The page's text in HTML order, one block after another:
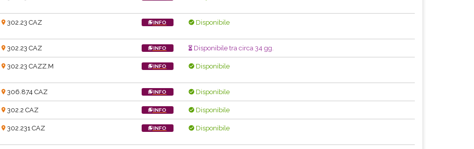
302.23 CAZ INFO Disponibile
302.23 CAZ INFO Disponibile tra circa 34 gg.
302.23 CAZZ.M INFO Disponibile
306.874 CAZ INFO Disponibile
302.2 CAZ INFO Disponibile
302.231 CAZ INFO Disponibile